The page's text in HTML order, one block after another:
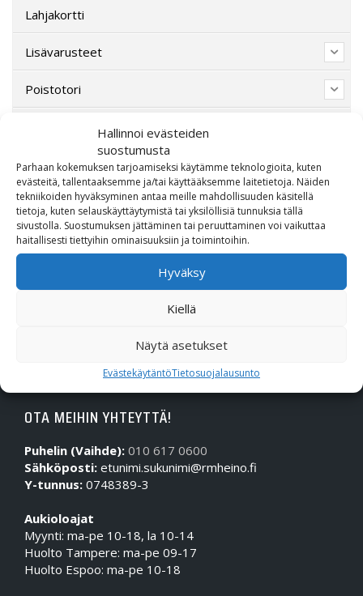
Hallinnoi evästeiden
suostumusta
Parhaan kokemuksen tarjoamiseksi käytämme teknologioita, kuten
evästeitä, tallentaaksemme ja/tai käyttääksemme laitetietoja. Näiden
tekniikoiden hyväksyminen antaa meille mahdollisuuden käsitellä
tietoja, kuten selauskäyttäytymistä tai yksilöllisiä tunnuksia tällä
sivustolla. Suostumuksen jättäminen tai peruuttaminen voi vaikuttaa
haitallisesti tiettyihin ominaisuuksiin ja toimintoihin.
Hyväksy
Kiellä
Näytä asetukset
EvästekäytäntöTietosuojalausunto
Lahjakortti
Lisävarusteet
Poistotori
Suzuki
SW-Motech
Varaosat/Sekalaiset
OTA MEIHIN YHTEYTTÄ!
Puhelin (Vaihde): 010 617 0600
Sähköposti: etunimi.sukunimi@rmheino.fi
Y-tunnus: 0748389-3
Aukioloajat
Myynti: ma-pe 10-18, la 10-14
Huolto Tampere: ma-pe 09-17
Huolto Espoo: ma-pe 10-18